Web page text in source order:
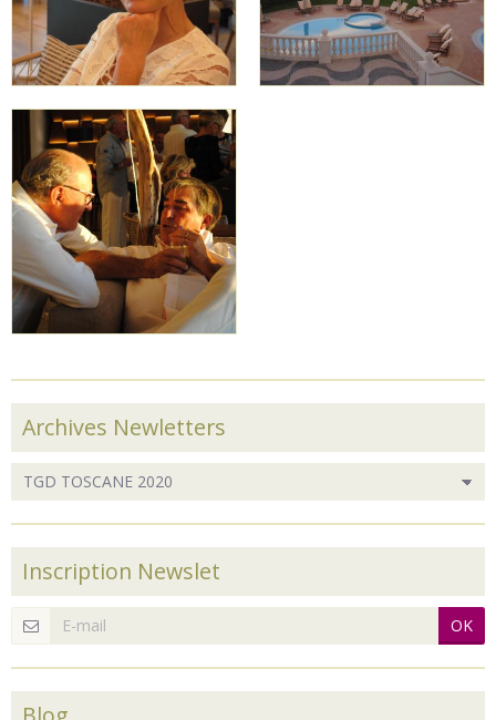
Archives Newletters
Inscription Newslet
OK